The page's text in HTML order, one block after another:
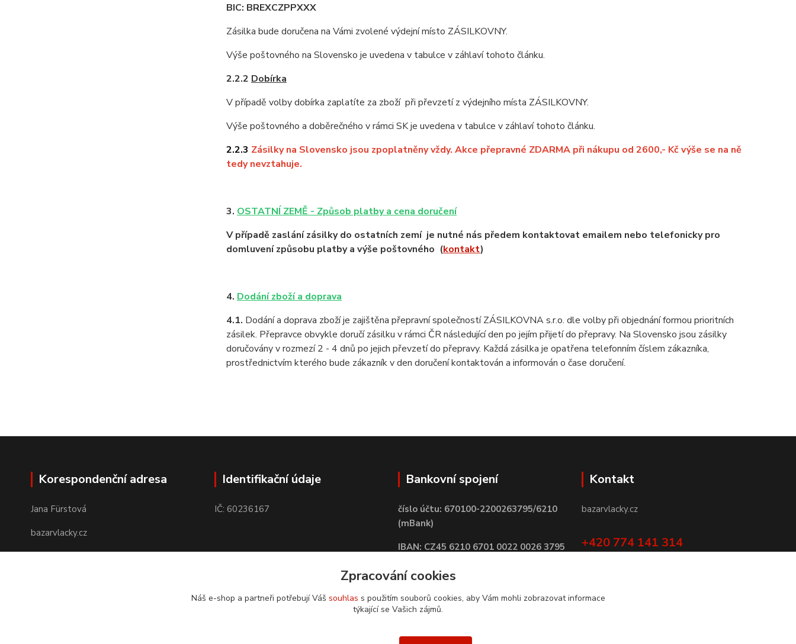
BIC: BREXCZPPXXX
Zásilka bude doručena na Vámi zvolené výdejní místo ZÁSILKOVNY.
Výše poštovného na Slovensko je uvedena v tabulce v záhlaví tohoto článku.
2.2.2 Dobírka
V případě volby dobírka zaplatíte za zboží při převzetí z výdejního místa ZÁSILKOVNY.
Výše poštovného a doběrečného v rámci SK je uvedena v tabulce v záhlaví tohoto článku.
2.2.3 Zásilky na Slovensko jsou zpoplatněny vždy. Akce přepravné ZDARMA při nákupu od 2600,- Kč výše se na ně
tedy nevztahuje.
3. OSTATNÍ ZEMĚ - Způsob platby a cena doručení
V případě zaslání zásilky do ostatních zemí je nutné nás předem kontaktovat emailem nebo telefonicky pro
domluvení způsobu platby a výše poštovného (kontakt)
4. Dodání zboží a doprava
4.1. Dodání a doprava zboží je zajištěna přepravní společností ZÁSILKOVNA s.r.o. dle volby při objednání formou prioritních
zásilek. Přepravce obvykle doručí zásilku v rámci ČR následující den po jejím přijetí do přepravy. Na Slovensko jsou zásilky
doručovány v rozmezí 2 - 4 dnů po jejich převzetí do přepravy. Každá zásilka je opatřena telefonním číslem zákazníka,
prostřednictvím kterého bude zákazník v den doručení kontaktován a informován o čase doručení.
Korespondenční adresa
Jana Fürstová
bazarvlacky.cz
Identifikační údaje
IČ: 60236167
Bankovní spojení
číslo účtu: 670100-2200263795/6210
(mBank)
IBAN: CZ45 6210 6701 0022 0026 3795
BIC: BREXCZPPXXX
Kontakt
bazarvlacky.cz
+420 774 141 314
Zpracování cookies
Náš e-shop a partneři potřebují Váš souhlas s použitím souborů cookies, aby Vám mohli zobrazovat informace
týkající se Vašich zájmů.